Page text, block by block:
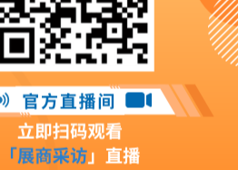
杂志
（CN 11-5183/U；ISSN 1672-